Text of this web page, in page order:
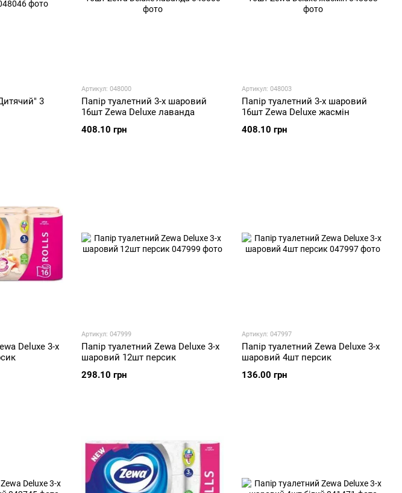
3
Артикул: 048000
Папір туалетний 3-х шаровий
16шт Zewa Deluxe лаванда
408.10 грн
Артикул: 048003
Папір туалетний 3-х шаровий
16шт Zewa Deluxe жасмін
408.10 грн
Deluxe 3-х
Артикул: 047999
Папір туалетний Zewa Deluxe 3-х
шаровий 12шт персик
298.10 грн
Артикул: 047997
Папір туалетний Zewa Deluxe 3-х
шаровий 4шт персик
136.00 грн